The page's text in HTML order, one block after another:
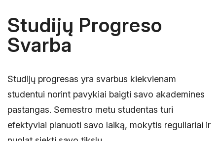
Studijų Progreso
Svarba
Studijų progresas yra svarbus kiekvienam
studentui norint pavykiai baigti savo akademines
pastangas. Semestro metu studentas turi
efektyviai planuoti savo laiką, mokytis reguliariai ir